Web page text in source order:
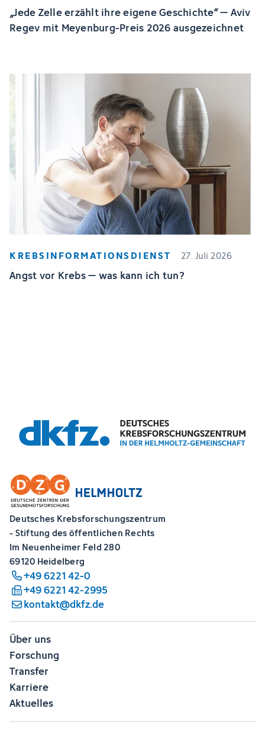
„Jede Zelle erzählt ihre eigene Geschichte“ – Aviv
Regev mit Meyenburg-Preis 2026 ausgezeichnet
KREBSINFORMATIONSDIENST 27. Juli 2026
Angst vor Krebs – was kann ich tun?
Deutsches Krebsforschungszentrum
- Stiftung des öffentlichen Rechts
Im Neuenheimer Feld 280
69120 Heidelberg
+49 6221 42-0
+49 6221 42-2995
kontakt@dkfz.de
Über uns
Forschung
Transfer
Karriere
Aktuelles